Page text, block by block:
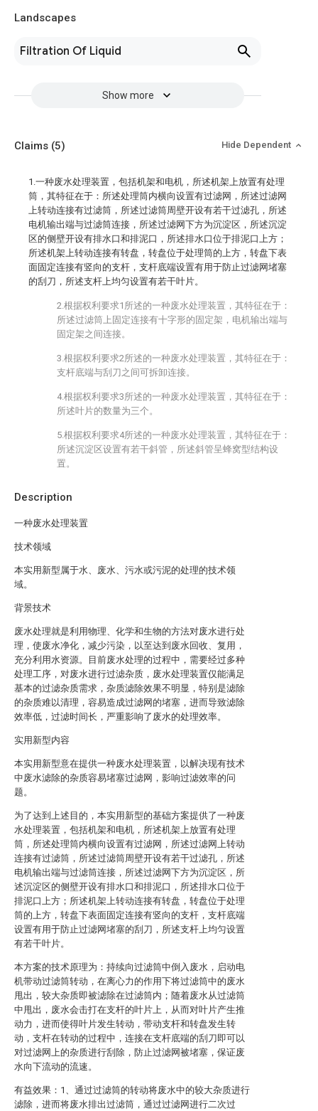
Landscapes
Filtration Of Liquid
Show more
Description
一种废水处理装置
技术领域
本实用新型属于水、废水、污水或污泥的处理的技术领
域。
背景技术
废水处理就是利用物理、化学和生物的方法对废水进行处
理，使废水净化，减少污染，以至达到废水回收、复用，
充分利用水资源。目前废水处理的过程中，需要经过多种
处理工序，对废水进行过滤杂质，废水处理装置仅能满足
基本的过滤杂质需求，杂质滤除效果不明显，特别是滤除
的杂质难以清理，容易造成过滤网的堵塞，进而导致滤除
效率低，过滤时间长，严重影响了废水的处理效率。
实用新型内容
本实用新型意在提供一种废水处理装置，以解决现有技术
中废水滤除的杂质容易堵塞过滤网，影响过滤效率的问
题。
为了达到上述目的，本实用新型的基础方案提供了一种废
水处理装置，包括机架和电机，所述机架上放置有处理
筒，所述处理筒内横向设置有过滤网，所述过滤网上转动
连接有过滤筒，所述过滤筒周壁开设有若干过滤孔，所述
电机输出端与过滤筒连接，所述过滤网下方为沉淀区，所
述沉淀区的侧壁开设有排水口和排泥口，所述排水口位于
排泥口上方；所述机架上转动连接有转盘，转盘位于处理
筒的上方，转盘下表面固定连接有竖向的支杆，支杆底端
设置有用于防止过滤网堵塞的刮刀，所述支杆上均匀设置
有若干叶片。
本方案的技术原理为：持续向过滤筒中倒入废水，启动电
机带动过滤筒转动，在离心力的作用下将过滤筒中的废水
甩出，较大杂质即被滤除在过滤筒内；随着废水从过滤筒
中甩出，废水会击打在支杆的叶片上，从而对叶片产生推
动力，进而使得叶片发生转动，带动支杆和转盘发生转
动，支杆在转动的过程中，连接在支杆底端的刮刀即可以
对过滤网上的杂质进行刮除，防止过滤网被堵塞，保证废
水向下流动的流速。
有益效果：1、通过过滤筒的转动将废水中的较大杂质进行
滤除，进而将废水排出过滤筒，通过过滤网进行二次过
Claims (5) Hide Dependent
1.一种废水处理装置，包括机架和电机，所述机架上放置有处理
筒，其特征在于：所述处理筒内横向设置有过滤网，所述过滤网
上转动连接有过滤筒，所述过滤筒周壁开设有若干过滤孔，所述
电机输出端与过滤筒连接，所述过滤网下方为沉淀区，所述沉淀
区的侧壁开设有排水口和排泥口，所述排水口位于排泥口上方；
所述机架上转动连接有转盘，转盘位于处理筒的上方，转盘下表
面固定连接有竖向的支杆，支杆底端设置有用于防止过滤网堵塞
的刮刀，所述支杆上均匀设置有若干叶片。
2.根据权利要求1所述的一种废水处理装置，其特征在于：
所述过滤筒上固定连接有十字形的固定架，电机输出端与
固定架之间连接。
3.根据权利要求2所述的一种废水处理装置，其特征在于：
支杆底端与刮刀之间可拆卸连接。
4.根据权利要求3所述的一种废水处理装置，其特征在于：
所述叶片的数量为三个。
5.根据权利要求4所述的一种废水处理装置，其特征在于：
所述沉淀区设置有若干斜管，所述斜管呈蜂窝型结构设
置。